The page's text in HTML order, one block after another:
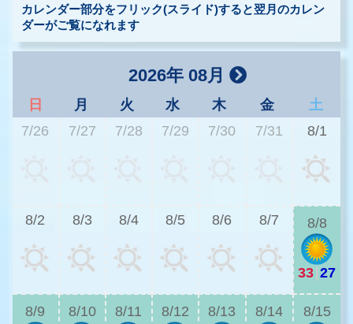
カレンダー部分をフリック(スライド)すると翌月のカレン
ダーがご覧になれます
2026年 08月
日 月 火 水 木 金
土
7/26
7/27 7/28 7/29 7/30 7/31 8/1
8/2 8/3 8/4 8/5 8/6 8/7 8/8
33|27
8/9 8/10 8/11 8/12 8/13 8/14 8/15